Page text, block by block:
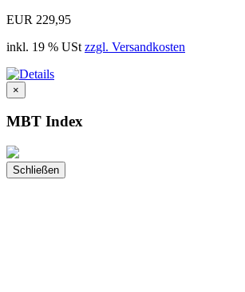
EUR 229,95
inkl. 19 % USt zzgl. Versandkosten
×
MBT Index
Schließen